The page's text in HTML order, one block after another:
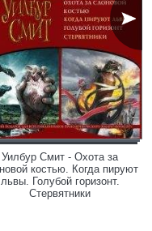
Уилбур Смит - Охота за
костью. Когда пируют
львы. Голубой горизонт.
Стервятники